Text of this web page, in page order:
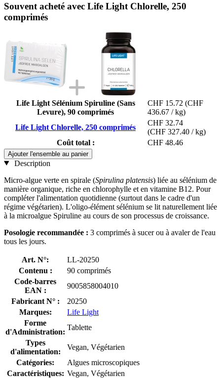
Souvent acheté avec Life Light Chlorelle, 250
comprimés
Life Light Sélénium Spiruline (Sans
Levure), 90 comprimés
CHF 15.72 (CHF
436.67 / kg)
Life Light Chlorelle, 250 comprimés
CHF 32.74
(CHF 327.40 / kg)
Coût total :
CHF 48.46
Ajouter l'ensemble au panier
Description
Micro-algue verte en spirale (Spirulina platensis) liée au sélénium de
manière organique, riche en chlorophylle et en vitamine B12. Pour
compléter l'alimentation quotidienne (surtout dans le cadre d'un
régime végétarien). L'oligo-élément sélénium se lit naturellement liée
à la microalgue Spiruline au cours de son processus de croissance.
Posologie recommandée : 3 comprimés à sucer ou à avaler de l'eau
tous les jours.
Art. N°:
LL-20250
Contenu :
90 comprimés
Code-barres
EAN :
9005858004010
Fabricant N° :
20250
Marques:
Life Light
Forme
d'Administration:
Tablette
Types
d'alimentation:
Vegan, Végétarien
Catégories:
Algues microscopiques
Caractéristiques: Vegan, Végétarien